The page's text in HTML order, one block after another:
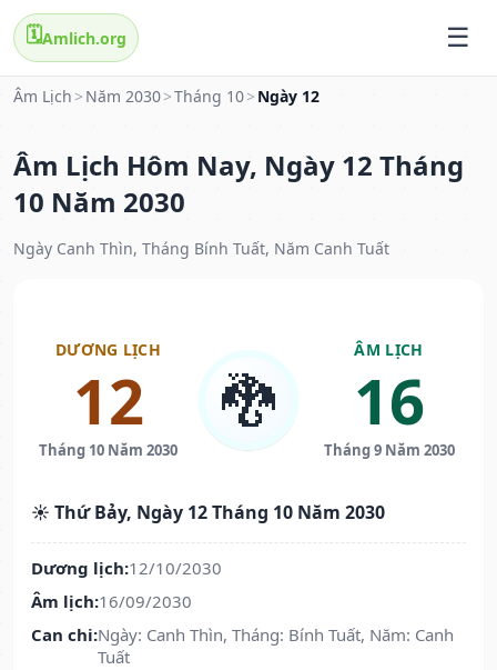
🗓️Amlich.org
Âm Lịch > Năm 2030>Tháng 10> Ngày 12
Âm Lịch Hôm Nay, Ngày 12 Tháng
10 Năm 2030
Ngày Canh Thìn, Tháng Bính Tuất, Năm Canh Tuất
DƯƠNG LỊCH
12
Tháng 10 Năm 2030
🐉
ÂM LỊCH
16
Tháng 9 Năm 2030
☀️ Thứ Bảy, Ngày 12 Tháng 10 Năm 2030
Dương lịch:12/10/2030
Âm lịch:16/09/2030
Can chi:Ngày: Canh Thìn, Tháng: Bính Tuất, Năm: Canh
Tuất